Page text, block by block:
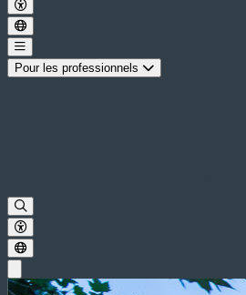
Pour les professionnels